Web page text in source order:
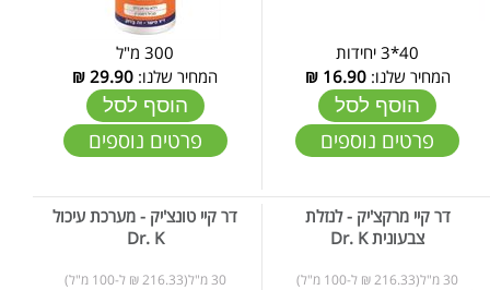
40*3 יחידות
המחיר שלנו:16.90
₪
הוסף לסל
פרטים נוספים
300 מ"ל
המחיר שלנו: 29.90
₪
הוסף לסל
פרטים נוספים
דר קיי מרקצ'יק - לנזלת
צבעונית Dr. K
30 מ"ל(216.33 ₪ ל-100 מ"ל)
דר קיי טונצ'יק - מערכת עיכול
Dr. K
30 מ"ל(216.33 ₪ ל-100 מ"ל)